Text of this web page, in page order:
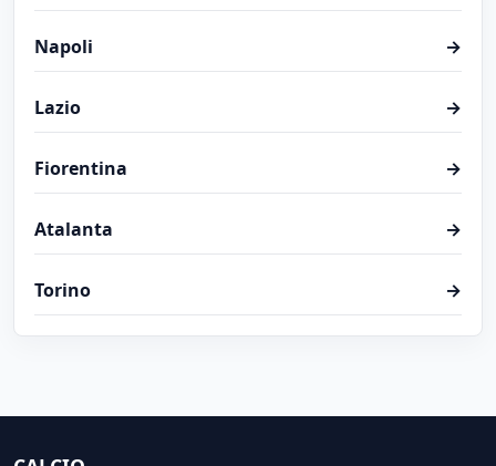
Napoli →
Lazio →
Fiorentina →
Atalanta →
Torino →